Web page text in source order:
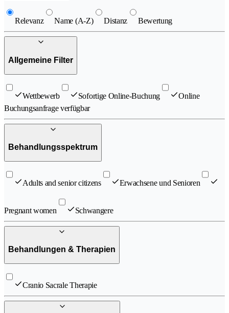
Relevanz Name (A-Z) Distanz Bewertung
Allgemeine Filter
Wettbewerb Sofortige Online-Buchung
Online
Buchungsanfrage verfügbar
Behandlungsspektrum
Adults and senior citizens Erwachsene und Senioren
Pregnant women Schwangere
Behandlungen & Therapien
Cranio Sacrale Therapie